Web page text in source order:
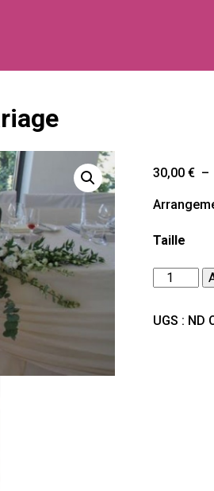
30,00€ –
Taille
quantité
de
de
UGS : ND